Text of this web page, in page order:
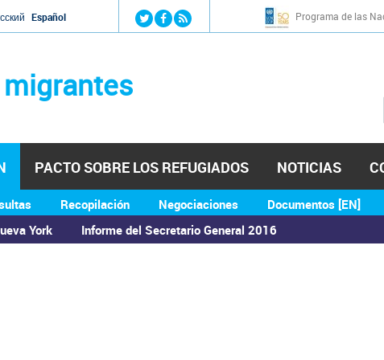
Jump to navigation
Español Programa de las
York Informe del Secretario General 2016
Recopilación Negociaciones Documentos [EN]
PACTO SOBRE LOS REFUGIADOS NOTICIAS